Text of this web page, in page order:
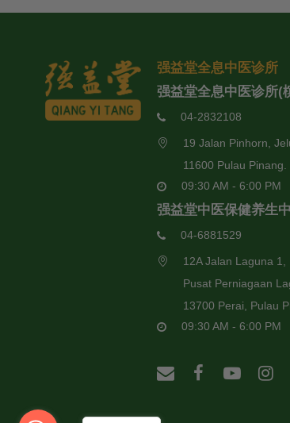
强益堂全息中医诊所
强益堂全息中医诊所(
04-2832108
19 Jalan Pinhorn,
11600 Pulau Pinang.
09:30 AM - 6:00 PM
强益堂中医保健养生
04-6881529
12A Jalan Laguna 1,
Pusat Perniagaan
13700 Perai, Pulau
09:30 AM - 6:00 PM